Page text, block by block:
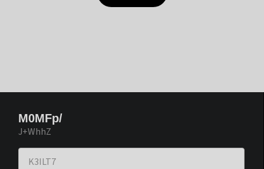
M0MFp/
J+WhhZ